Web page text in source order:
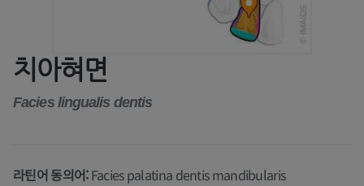
치아혀면
Facies lingualis dentis
라틴어 동의어:Facies palatina dentis mandibularis